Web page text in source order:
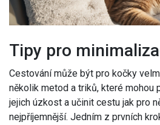
Tipy pro
Cestování může být pro kočky
několik metod a triků, které mohou
jejich úzkost a učinit cestu jak pro
nejpříjemnější. Jedním z prvních